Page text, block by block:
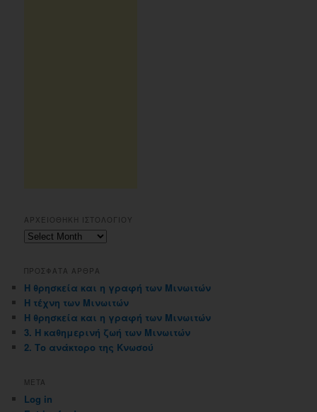
ΑΡΧΕΙΟΘΗΚΗ ΙΣΤΟΛΟΓΙΟΥ
Αρχειοθηκη
ΠΡΟΣΦΑΤΑ ΑΡΘΡΑ
Η θρησκεία και η γραφή των Μινωιτών
Η τέχνη των Μινωιτών
Η θρησκεία και η γραφή των Μινωιτών
3. Η καθημερινή ζωή των Μινωιτών
2. Το ανάκτορο της Κνωσού
META
Log in